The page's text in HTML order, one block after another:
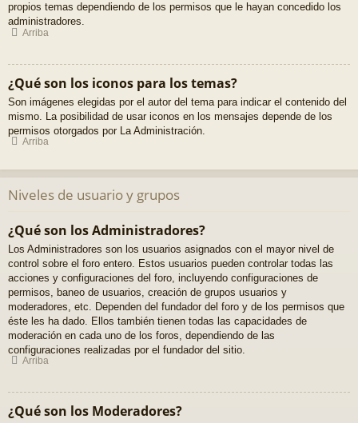
propios temas dependiendo de los permisos que le hayan concedido los
administradores.
Arriba
¿Qué son los iconos para los temas?
Son imágenes elegidas por el autor del tema para indicar el contenido del
mismo. La posibilidad de usar iconos en los mensajes depende de los
permisos otorgados por La Administración.
Arriba
Niveles de usuario y grupos
¿Qué son los Administradores?
Los Administradores son los usuarios asignados con el mayor nivel de
control sobre el foro entero. Estos usuarios pueden controlar todas las
acciones y configuraciones del foro, incluyendo configuraciones de
permisos, baneo de usuarios, creación de grupos usuarios y
moderadores, etc. Dependen del fundador del foro y de los permisos que
éste les ha dado. Ellos también tienen todas las capacidades de
moderación en cada uno de los foros, dependiendo de las
configuraciones realizadas por el fundador del sitio.
Arriba
¿Qué son los Moderadores?